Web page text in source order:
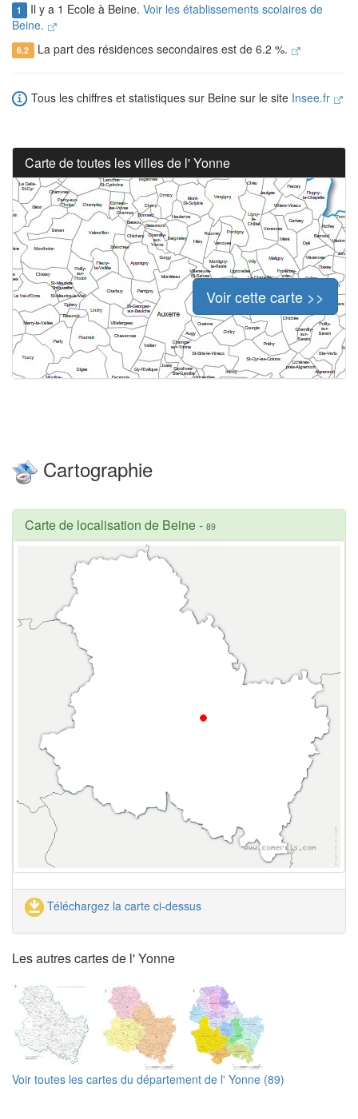
1 Il y a 1 Ecole à Beine. Voir les établissements scolaires de
Beine.
6.2 La part des résidences secondaires est de 6.2 %.
Tous les chiffres et statistiques sur Beine sur le site Insee.fr
Carte de toutes les villes de l' Yonne
Voir cette carte >>
Cartographie
Carte de localisation de Beine- 89
Téléchargez la carte ci-dessus
Les autres cartes de l' Yonne
Voir toutes les cartes du département de l' Yonne (89)